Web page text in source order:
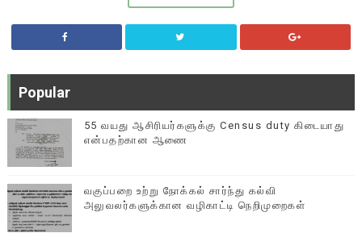
Popular
55 வயது ஆசிரியர்களுக்கு Census duty கிடையாது
என்பதற்கான ஆணை
வகுப்பறை உற்று நோக்கல் சார்ந்து கல்வி
அலுவலர்களுக்கான வழிகாட்டி நெறிமுறைகள்